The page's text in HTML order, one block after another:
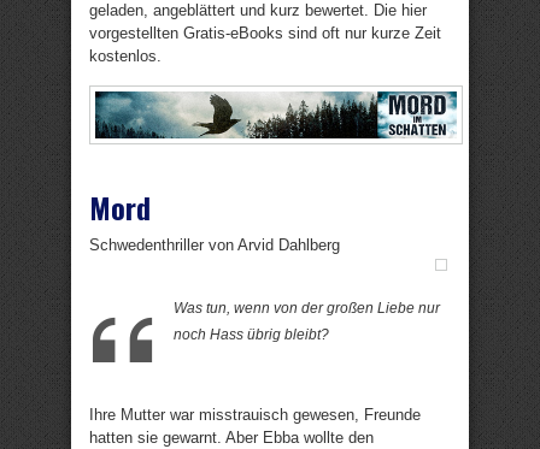
geladen, angeblättert und kurz bewertet. Die hier
vorgestellten Gratis-eBooks sind oft nur kurze Zeit
kostenlos.
Mord
Schwedenthriller von Arvid Dahlberg
Was tun, wenn von der großen Liebe nur
noch Hass übrig bleibt?
Ihre Mutter war misstrauisch gewesen, Freunde
hatten sie gewarnt. Aber Ebba wollte den